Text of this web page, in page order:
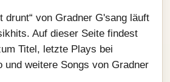
drunt“ von Gradner G'sang läuft
Auf dieser Seite findest
Titel, letzte Plays bei
und weitere Songs von Gradner